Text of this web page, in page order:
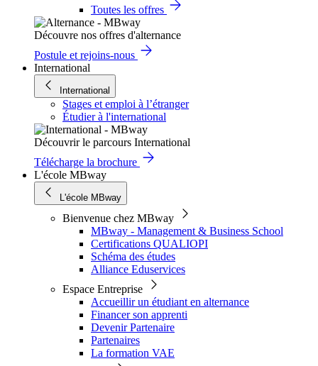
Toutes les offres
Découvre nos offres d'alternance
Postule et rejoins-nous
International
International
Stages et emploi à l’étranger
Étudier à l'international
Découvrir le parcours International
Télécharge la brochure
L'école MBway
L'école MBway
Bienvenue chez MBway
MBway - Management & Business School
Certifications QUALIOPI
Schéma des études
Alliance Eduservices
Espace Entreprise
Accueillir un étudiant en alternance
Financer son apprenti
Devenir Partenaire
Partenaires
La formation VAE